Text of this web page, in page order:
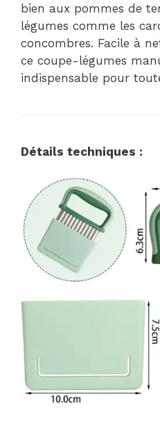
bien aux pommes de
légumes comme les
concombres. Facile à
ce coupe-légumes
indispensable pour
Détails techniques :